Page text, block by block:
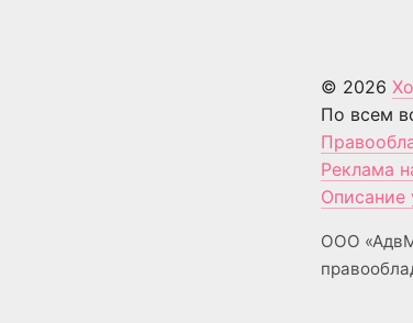
© 2026
По всем
Реклама
Описание
ООО